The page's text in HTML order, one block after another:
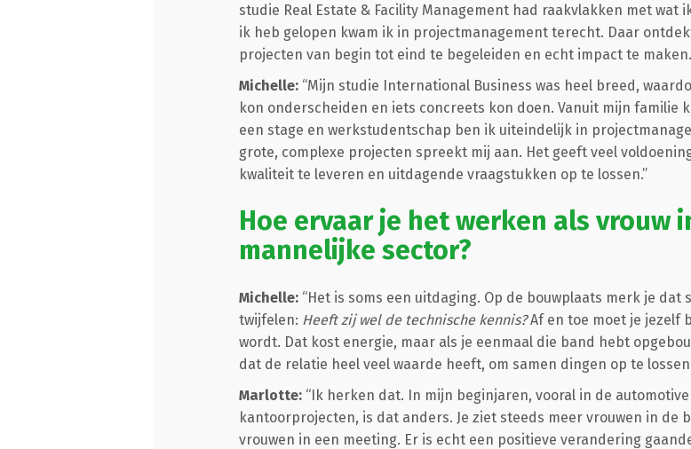
studie Real Estate & Facility Management had raakvlakken met wat
ik heb gelopen kwam ik in projectmanagement terecht. Daar
projecten van begin tot eind te begeleiden en echt impact te
Michelle: “Mijn studie International Business was heel breed,
kon onderscheiden en iets concreets kon doen. Vanuit mijn familie
een stage en werkstudentschap ben ik uiteindelijk in
grote, complexe projecten spreekt mij aan. Het geeft veel
kwaliteit te leveren en uitdagende vraagstukken op te lossen.”
Hoe ervaar je het werken als vrouw
mannelijke sector?
Michelle: “Het is soms een uitdaging. Op de bouwplaats merk je
twijfelen: Heeft zij wel de technische kennis?Af en toe moet je jezelf
wordt. Dat kost energie, maar als je eenmaal die band hebt
dat de relatie heel veel waarde heeft, om samen dingen op te
Marlotte: “Ik herken dat. In mijn beginjaren, vooral in de
kantoorprojecten, is dat anders. Je ziet steeds meer vrouwen in de
vrouwen in een meeting. Er is echt een positieve verandering